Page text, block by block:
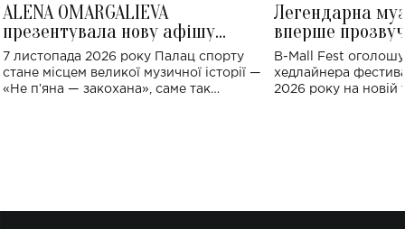
ALENA OMARGALIEVA
презентувала нову афішу
великого концерту в Палаці
спорту
7 листопада 2026 року Палац спорту
стане місцем великої музичної історії —
«Не пʼяна — закохана», саме так
Легендарна
вперше
Україні: де
B-Mall Fest
хедлайнера
2026 року на новій